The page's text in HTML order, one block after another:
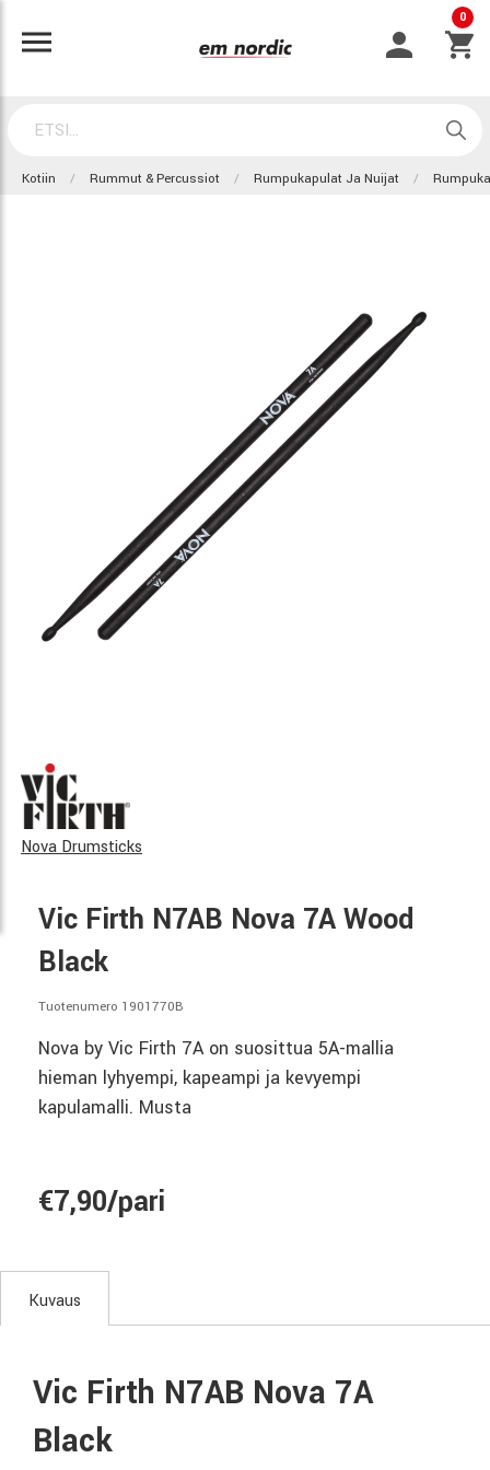
0
Kotiin Rummut & Percussiot Rumpukapulat Ja Nuijat
Nova Drumsticks
Vic Firth N7AB Nova 7A Wood
Black
Tuotenumero 1901770B
Nova by Vic Firth 7A on suosittua 5A-mallia
hieman lyhyempi, kapeampi ja kevyempi
kapulamalli. Musta
€7,90/pari
Kuvaus
Vic Firth N7AB Nova 7A
Black